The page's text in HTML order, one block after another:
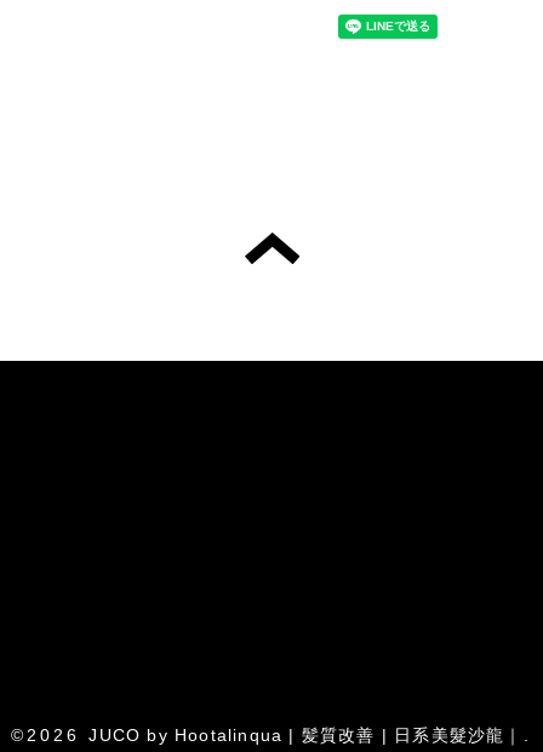
©2026JUCO by Hootalinqua | 髪質改善 | 日系美髮沙龍｜